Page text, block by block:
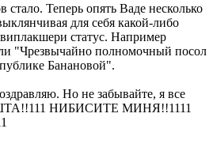
Теперь опять Ваде несколько
для себя какой-либо
статус. Например
"Чрезвычайно полномочный посол
Банановой".
Но не забывайте, я все
НИБИСИТЕ МИНЯ!!1111